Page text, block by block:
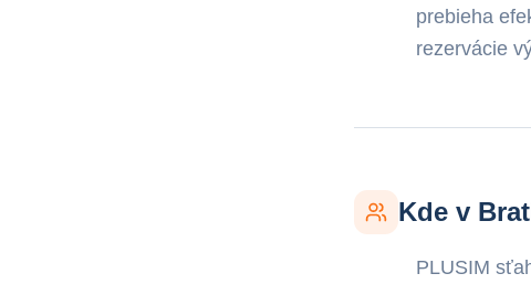
prebieha
rezervácie
Kde v
PLUSIM